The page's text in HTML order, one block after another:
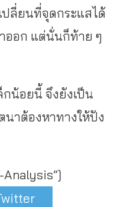
ปลี่ยนที่จุดกระแสได้
ออก แต่นั่นก็ท้าย ๆ
น้อยนี้ จึงยังเป็น
าต้องหาทางให้ปัง
Analysis”]